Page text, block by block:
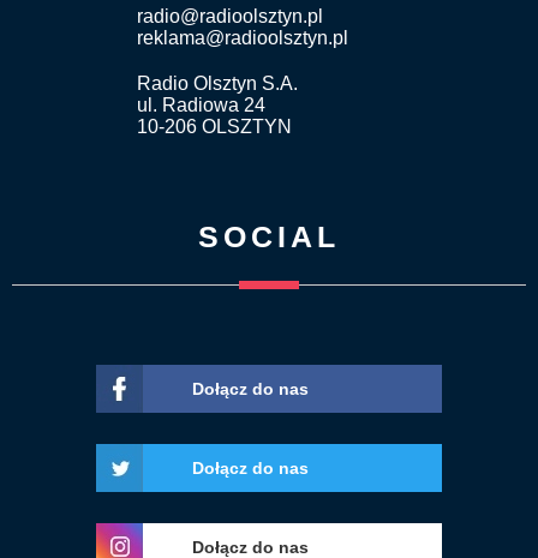
radio@radioolsztyn.pl
reklama@radioolsztyn.pl
Radio Olsztyn S.A.
ul. Radiowa 24
10-206 OLSZTYN
SOCIAL
Dołącz do nas
Dołącz do nas
Dołącz do nas